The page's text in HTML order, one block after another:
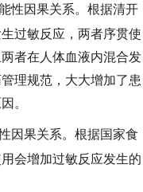
性因果关系。根据清开
过敏反应，两者序贯使
者在人体血液内混合发
理规范，大大增加了患
。
因果关系。根据国家食
会增加过敏反应发生的